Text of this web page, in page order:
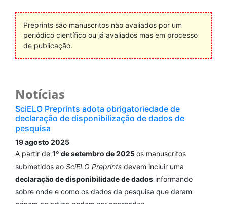
Preprints são manuscritos não avaliados por um
periódico científico ou já avaliados mas em processo
de publicação.
Notícias
SciELO Preprints adota obrigatoriedade de
declaração de disponibilização de dados de
pesquisa
19 agosto 2025
A partir de 1º de setembro de 2025os manuscritos
submetidos ao SciELO Preprints devem incluir uma
declaração de disponibilidade de dados informando
sobre onde e como os dados da pesquisa que deram